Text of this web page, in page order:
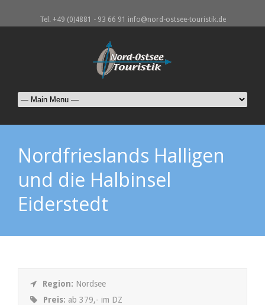
Tel. +49 (0)4881 - 93 66 91 info@nord-ostsee-touristik.de
Nordfrieslands Halligen
und die Halbinsel
Eiderstedt
Region: Nordsee
Preis: ab 379,- im DZ